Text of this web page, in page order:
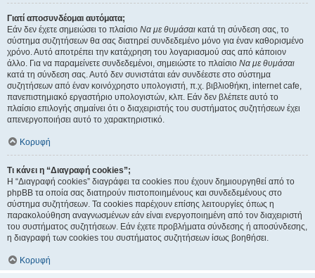
Γιατί αποσυνδέομαι αυτόματα;
Εάν δεν έχετε σημειώσει το πλαίσιο Να με θυμάσαι κατά τη σύνδεση σας, το
σύστημα συζητήσεων θα σας διατηρεί συνδεδεμένο μόνο για έναν καθορισμένο
χρόνο. Αυτό αποτρέπει την κατάχρηση του λογαριασμού σας από κάποιον
άλλο. Για να παραμείνετε συνδεδεμένοι, σημειώστε το πλαίσιο Να με θυμάσαι
κατά τη σύνδεση σας. Αυτό δεν συνιστάται εάν συνδέεστε στο σύστημα
συζητήσεων από έναν κοινόχρηστο υπολογιστή, π.χ. βιβλιοθήκη, internet cafe,
πανεπιστημιακό εργαστήριο υπολογιστών, κλπ. Εάν δεν βλέπετε αυτό το
πλαίσιο επιλογής σημαίνει ότι ο διαχειριστής του συστήματος συζητήσεων έχει
απενεργοποιήσει αυτό το χαρακτηριστικό.
Κορυφή
Τι κάνει η “Διαγραφή cookies”;
Η “Διαγραφή cookies” διαγράφει τα cookies που έχουν δημιουργηθεί από το
phpBB τα οποία σας διατηρούν πιστοποιημένους και συνδεδεμένους στο
σύστημα συζητήσεων. Τα cookies παρέχουν επίσης λειτουργίες όπως η
παρακολούθηση αναγνωσμένων εάν είναι ενεργοποιημένη από τον διαχειριστή
του συστήματος συζητήσεων. Εάν έχετε προβλήματα σύνδεσης ή αποσύνδεσης,
η διαγραφή των cookies του συστήματος συζητήσεων ίσως βοηθήσει.
Κορυφή